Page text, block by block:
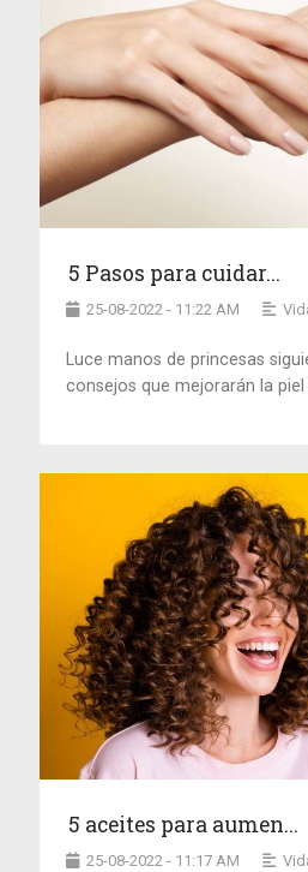
5 Pasos para cuidar...
25-08-2022 - 11:22 AM
Luce manos de princesas
consejos que mejorarán la piel
5 aceites para aumen...
25-08-2022 - 11:17 AM